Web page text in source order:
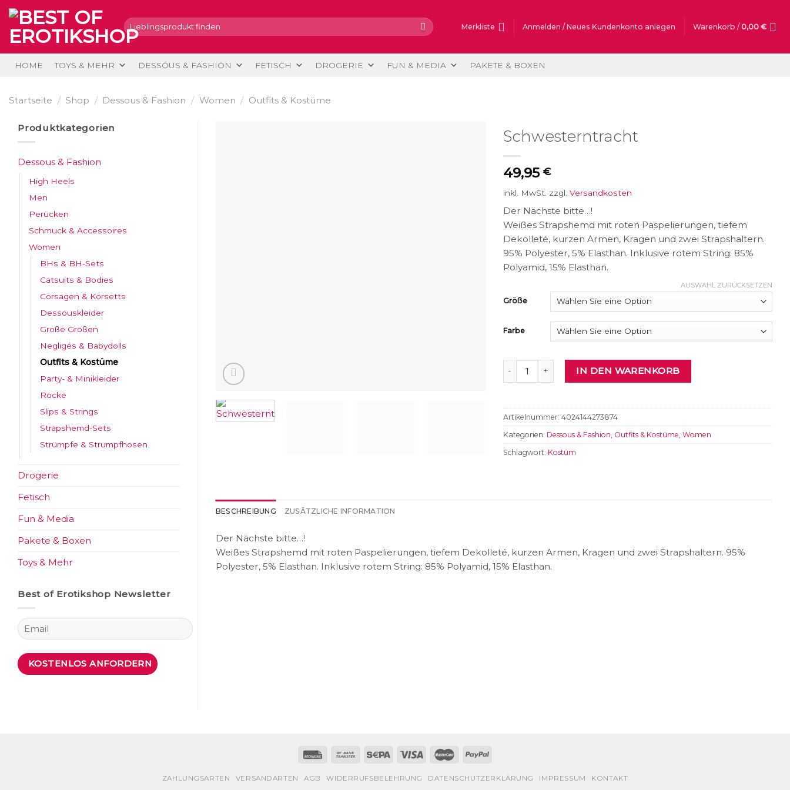
Skip
to
content
Suche
nach:
Merkliste Anmelden / Neues Kundenkonto anlegen Warenkorb /0,00 €
HOME TOYS & MEHR DESSOUS & FASHION FETISCH DROGERIE FUN & MEDIA PAKETE & BOXEN
Startseite / Shop / Dessous & Fashion / Women / Outfits & Kostüme
Produktkategorien
Dessous & Fashion
High Heels
Men
Perücken
Schmuck & Accessoires
Women
BHs & BH-Sets
Catsuits & Bodies
Corsagen & Korsetts
Dessouskleider
Große Größen
Negligés & Babydolls
Outfits & Kostüme
Party- & Minikleider
Röcke
Slips & Strings
Strapshemd-Sets
Strümpfe & Strumpfhosen
Drogerie
Fetisch
Fun & Media
Pakete & Boxen
Toys & Mehr
Best of Erotikshop Newsletter
Schwesterntracht
49,95 €
inkl. MwSt. zzgl. Versandkosten
Der Nächste bitte…!
Weißes Strapshemd mit roten Paspelierungen, tiefem
Dekolleté, kurzen Armen, Kragen und zwei Strapshaltern.
95% Polyester, 5% Elasthan. Inklusive rotem String: 85%
Polyamid, 15% Elasthan.
Größe
Farbe
AUSWAHL ZURÜCKSETZEN
Schwesterntracht MengeIN DEN WARENKORB
Artikelnummer: 4024144273874
Kategorien: Dessous & Fashion Outfits & Kostüme Women
Schlagwort: Kostüm
BESCHREIBUNG ZUSÄTZLICHE INFORMATION
Der Nächste bitte…!
Weißes Strapshemd mit roten Paspelierungen, tiefem Dekolleté, kurzen Armen, Kragen und zwei Strapshaltern. 95%
Polyester, 5% Elasthan. Inklusive rotem String: 85% Polyamid, 15% Elasthan.
ZAHLUNGSARTEN VERSANDARTEN AGB WIDERRUFSBELEHRUNG DATENSCHUTZERKLÄRUNG IMPRESSUM KONTAKT